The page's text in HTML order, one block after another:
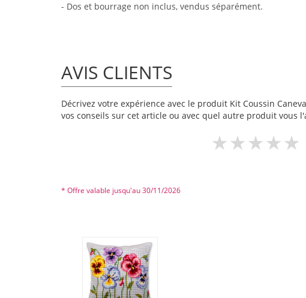
- Dos et bourrage non inclus, vendus séparément.
AVIS CLIENTS
Décrivez votre expérience avec le produit Kit Coussin
vos conseils sur cet article ou avec quel autre produit vous
* Offre valable jusqu'au 30/11/2026